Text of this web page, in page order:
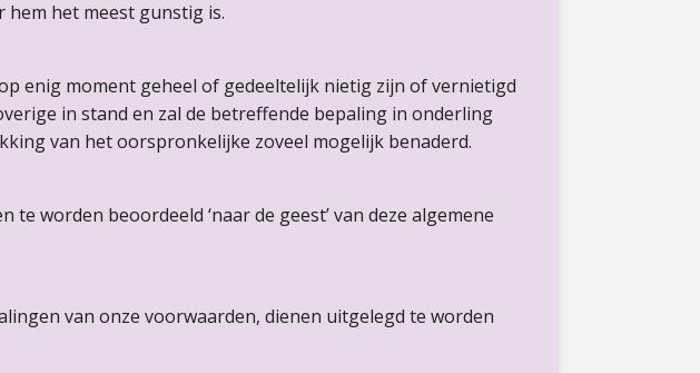
het meest gunstig is.
enig moment geheel of gedeeltelijk nietig zijn of vernietigd
in stand en zal de betreffende bepaling in onderling
van het oorspronkelijke zoveel mogelijk benaderd.
worden beoordeeld ‘naar de geest’ van deze algemene
van onze voorwaarden, dienen uitgelegd te worden